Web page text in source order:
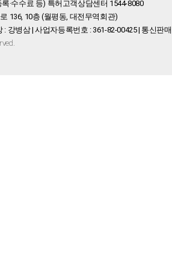
록·수수료 등) 특허고객상담센터 1544-8080
136, 10층 (월평동, 대전무역회관)
: 강병삼 | 사업자등록번호 : 361-82-00425 | 통신판